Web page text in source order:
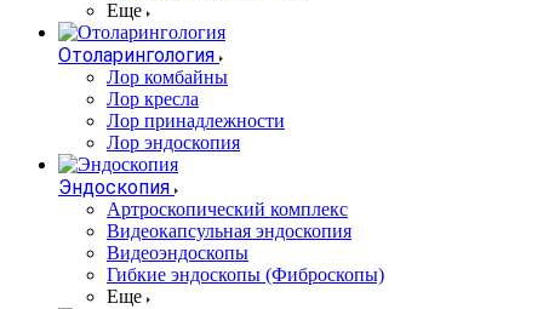
Еще
Отоларингология
Лор комбайны
Лор кресла
Лор принадлежности
Лор эндоскопия
Эндоскопия
Артроскопический комплекс
Видеокапсульная эндоскопия
Видеоэндоскопы
Гибкие эндоскопы (Фиброcкопы)
Еще